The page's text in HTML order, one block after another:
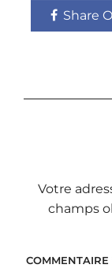
Share
Votre
champs
COMMENTAIRE